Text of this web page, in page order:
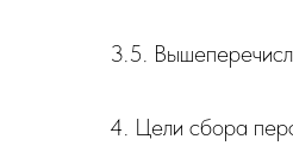
3.5.
4. Цели сбора